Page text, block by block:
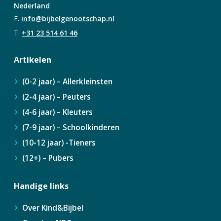
Nederland
E. info@bijbelgenootschap.nl
T. +31 23 514 61 46
Artikelen
(0-2 jaar) – Allerkleinsten
(2-4 jaar) – Peuters
(4-6 jaar) – Kleuters
(7-9 jaar) – Schoolkinderen
(10-12 jaar) -Tieners
(12+) – Pubers
Handige links
Over Kind&Bijbel